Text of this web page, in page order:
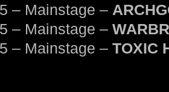
– Mainstage –
– Mainstage –
– Mainstage – TOXIC